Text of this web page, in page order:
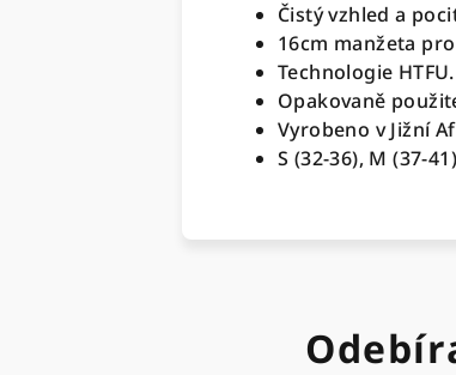
Čistý vzhled a
16cm manžeta
Technologie HTFU.
Opakovaně
Vyrobeno v Jižní
S (32-36), M (37-